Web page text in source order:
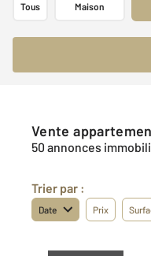
Tous Maison
Vente
50 annonces
Trier par :
Date Prix